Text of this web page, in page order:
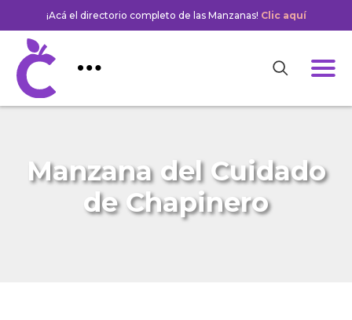
¡Acá el directorio completo de las Manzanas! Clic aquí
Manzana del Cuidado
de Chapinero